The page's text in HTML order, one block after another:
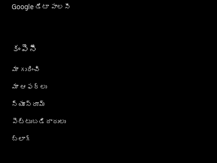
Google డేటా పాలసీ
కంపెనీ
మా గురించి
మా ఆఫర్లు
న్యూస్‌రూమ్
పెట్టుబడిదారులు
బ్లాగ్